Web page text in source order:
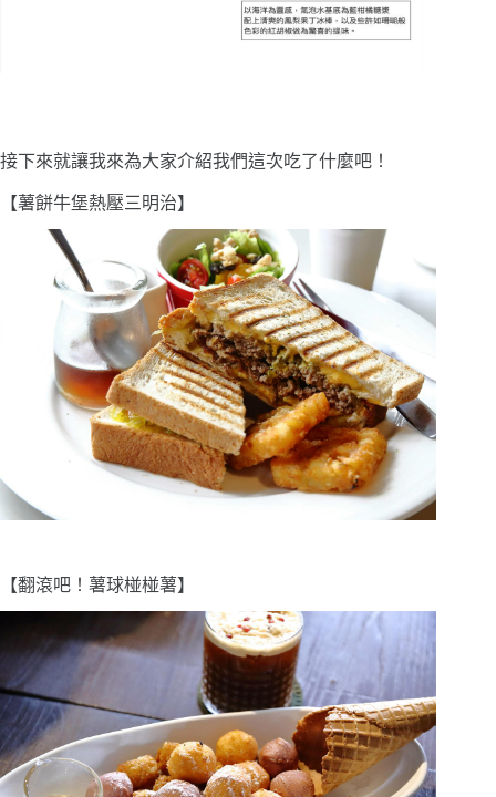
接下來就讓我來為大家介紹我們這次吃了什麼吧！
【薯餅牛堡熱壓三明治】
【翻滾吧！薯球椪椪薯】